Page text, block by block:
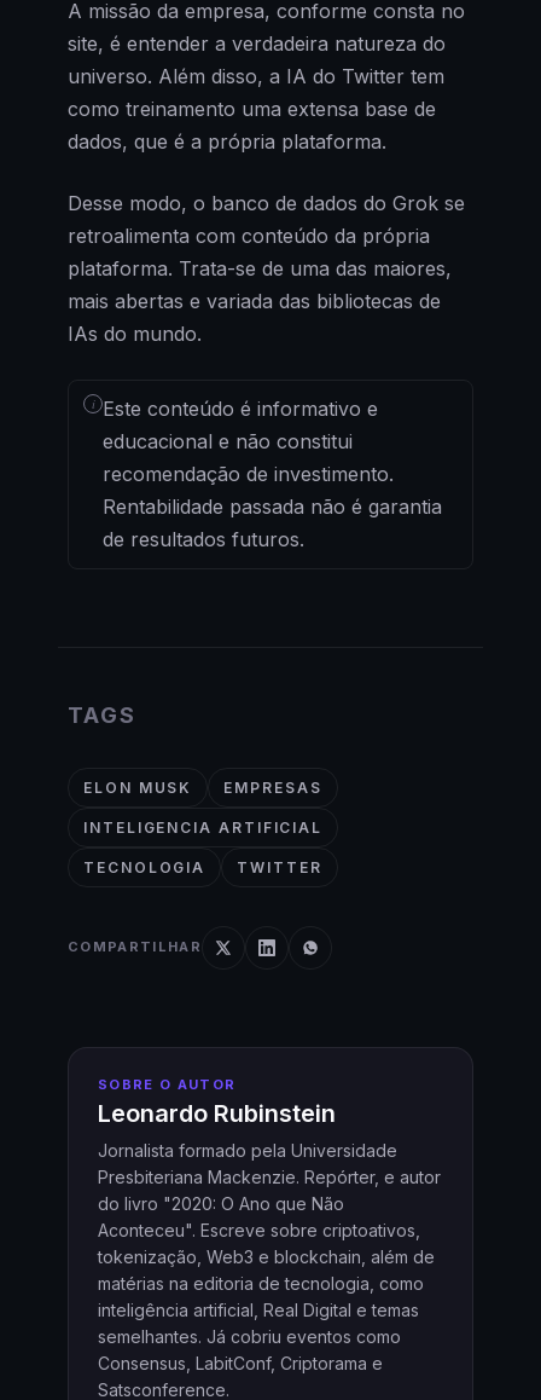
A missão da empresa, conforme consta no
site, é entender a verdadeira natureza do
universo. Além disso, a IA do Twitter tem
como treinamento uma extensa base de
dados, que é a própria plataforma.
Desse modo, o banco de dados do Grok se
retroalimenta com conteúdo da própria
plataforma. Trata-se de uma das maiores,
mais abertas e variada das bibliotecas de
IAs do mundo.
i Este conteúdo é informativo e
educacional e não constitui
recomendação de investimento.
Rentabilidade passada não é garantia
de resultados futuros.
TAGS
ELON MUSK EMPRESAS
INTELIGENCIA ARTIFICIAL
TECNOLOGIA TWITTER
COMPARTILHAR
SOBRE O AUTOR
Leonardo Rubinstein
Jornalista formado pela Universidade
Presbiteriana Mackenzie. Repórter, e autor
do livro "2020: O Ano que Não
Aconteceu". Escreve sobre criptoativos,
tokenização, Web3 e blockchain, além de
matérias na editoria de tecnologia, como
inteligência artificial, Real Digital e temas
semelhantes. Já cobriu eventos como
Consensus, LabitConf, Criptorama e
Satsconference.